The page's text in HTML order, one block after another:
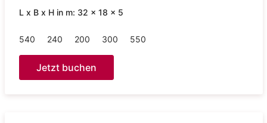
L x B x H in m: 32 x 18 x 5
540 240 200 300 550
Jetzt buchen